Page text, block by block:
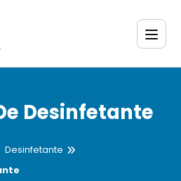
Desinfetante
Desinfetante